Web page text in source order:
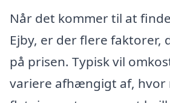
Når det kommer til at
Ejby, er der flere faktorer,
på prisen. Typisk vil
variere afhængigt af, hvor